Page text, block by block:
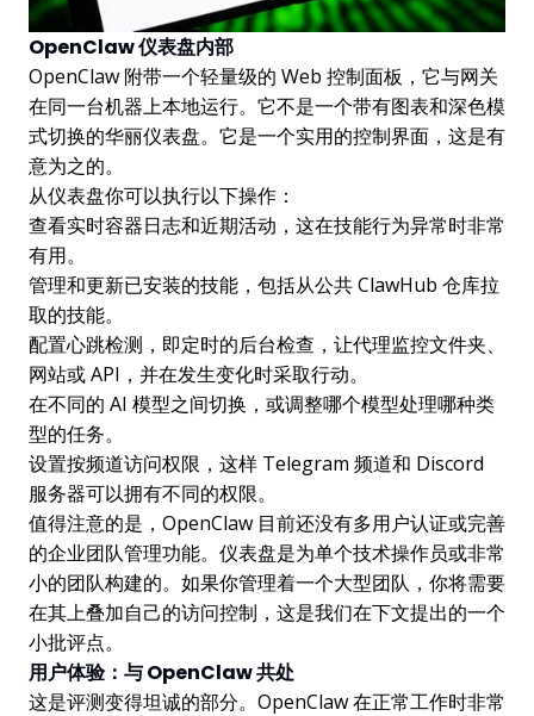
OpenClaw 仪表盘内部
OpenClaw 附带一个轻量级的 Web 控制面板，它与网关
在同一台机器上本地运行。它不是一个带有图表和深色模
式切换的华丽仪表盘。它是一个实用的控制界面，这是有
意为之的。
从仪表盘你可以执行以下操作：
查看实时容器日志和近期活动，这在技能行为异常时非常
有用。
管理和更新已安装的技能，包括从公共 ClawHub 仓库拉
取的技能。
配置心跳检测，即定时的后台检查，让代理监控文件夹、
网站或 API，并在发生变化时采取行动。
在不同的 AI 模型之间切换，或调整哪个模型处理哪种类
型的任务。
设置按频道访问权限，这样 Telegram 频道和 Discord
服务器可以拥有不同的权限。
值得注意的是，OpenClaw 目前还没有多用户认证或完善
的企业团队管理功能。仪表盘是为单个技术操作员或非常
小的团队构建的。如果你管理着一个大型团队，你将需要
在其上叠加自己的访问控制，这是我们在下文提出的一个
小批评点。
用户体验：与 OpenClaw 共处
这是评测变得坦诚的部分。OpenClaw 在正常工作时非常